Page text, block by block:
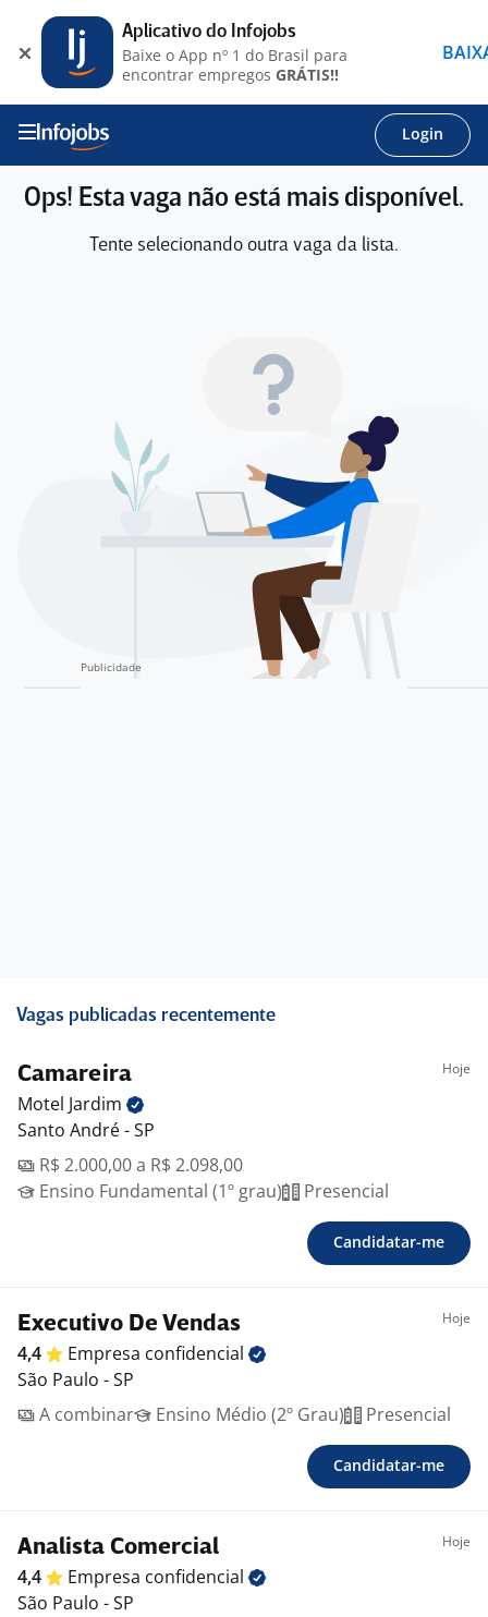
Login
Ops! Esta vaga não está mais disponível.
Tente selecionando outra vaga da lista.
Vagas publicadas recentemente
Camareira Hoje
Motel Jardim
Santo André - SP
R$ 2.000,00 a R$ 2.098,00
Ensino Fundamental (1º grau)
Presencial
Candidatar-me
Executivo De Vendas Hoje
4,4 Empresa confidencial
São Paulo - SP
A combinar
Ensino Médio (2º Grau) Presencial
Candidatar-me
Analista Comercial Hoje
4,4 Empresa confidencial
São Paulo - SP
Aplicativo do Infojobs
Baixe o App nº 1 do Brasil para
encontrar empregos GRÁTIS!!